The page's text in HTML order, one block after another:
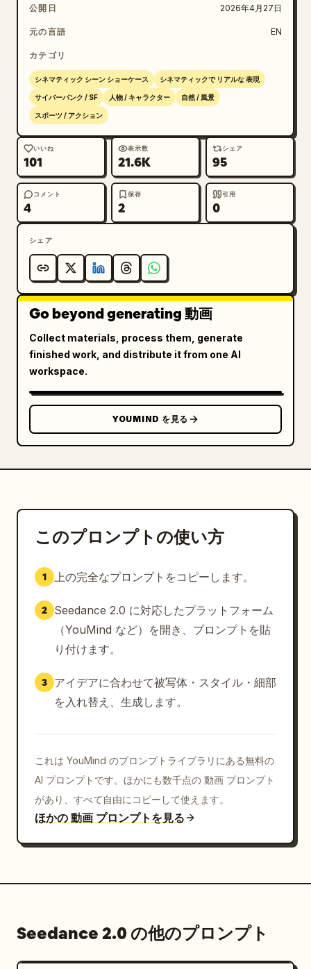
から落下し、地面に激突して強力な衝撃波を放つ。工作員
が前方に飛び込むと、背後で明るいエネルギービームが地
作員は回転して体勢を立て直し、背後で 2 体の巨大メカ
が激突する中、前方に疾走する。カメラはわずかに安定
し、爆発が起こり古代の構造物が崩壊する中、混沌に包ま
れた戦場を前方に追う。
公開日 2026年4月27日
元の言語 EN
カテゴリ
シネマティック シーン ショーケース シネマティックで リアルな 表現
サイバーパンク / SF 人物 / キャラクター 自然 / 風景
スポーツ / アクション
いいね
101
表示数
21.6K
シェア
95
コメント
4
保存
2
引用
0
シェア
Go beyond generating 動画
Collect materials, process them, generate
finished work, and distribute it from one AI
workspace.
YOUMIND を見る
このプロンプトの使い方
1 上の完全なプロンプトをコピーします。
2
Seedance 2.0 に対応したプラットフォーム
（YouMind など）を開き、プロンプトを貼
り付けます。
3
アイデアに合わせて被写体・スタイル・細部
を入れ替え、生成します。
これは YouMind のプロンプトライブラリにある無料の
AI プロンプトです。ほかにも数千点の 動画 プロンプト
があり、すべて自由にコピーして使えます。
ほかの 動画 プロンプトを見る
Seedance 2.0 の他のプロンプト